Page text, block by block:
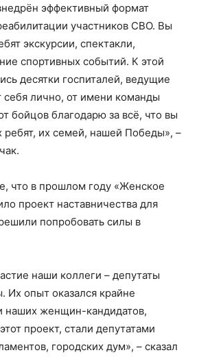
эффективный формат
участников СВО. Вы
экскурсии, спектакли,
спортивных событий. К этой
десятки госпиталей, ведущие
себя лично, от имени команды
бойцов благодарю за всё, что вы
ребят, их семей, нашей Победы», –
что в прошлом году «Женское
проект наставничества для
попробовать силы в
наши коллеги – депутаты
Их опыт оказался крайне
наших женщин-кандидатов,
проект, стали депутатами
городских дум», – сказал